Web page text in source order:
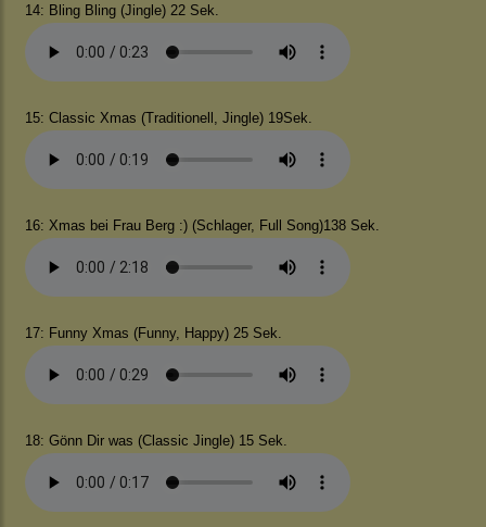
14: Bling Bling (Jingle) 22 Sek.
15: Classic Xmas (Traditionell, Jingle) 19Sek.
16: Xmas bei Frau Berg :) (Schlager, Full Song)138 Sek.
17: Funny Xmas (Funny, Happy) 25 Sek.
18: Gönn Dir was (Classic Jingle) 15 Sek.